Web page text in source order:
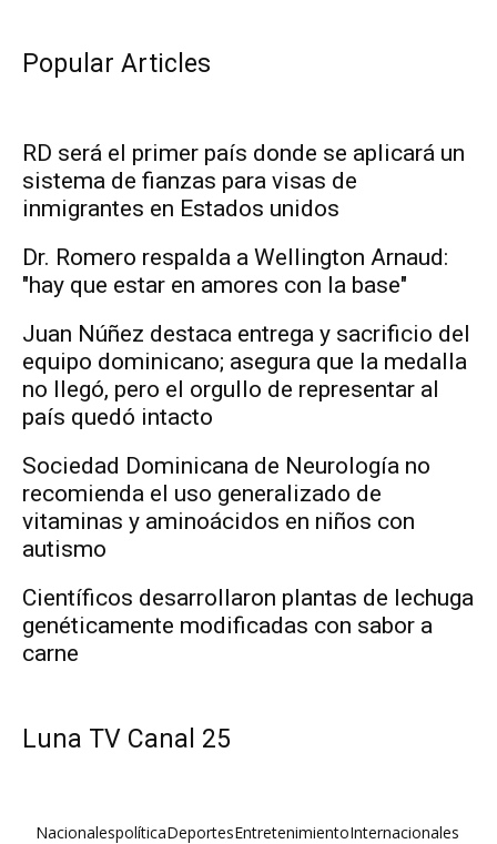
Popular Articles
RD será el primer país donde se aplicará un
sistema de fianzas para visas de
inmigrantes en Estados unidos
Dr. Romero respalda a Wellington Arnaud:
"hay que estar en amores con la base"
Juan Núñez destaca entrega y sacrificio del
equipo dominicano; asegura que la medalla
no llegó, pero el orgullo de representar al
país quedó intacto
Sociedad Dominicana de Neurología no
recomienda el uso generalizado de
vitaminas y aminoácidos en niños con
autismo
Científicos desarrollaron plantas de lechuga
genéticamente modificadas con sabor a
carne
Luna TV Canal 25
NacionalespolíticaDeportesEntretenimientoInternacionales